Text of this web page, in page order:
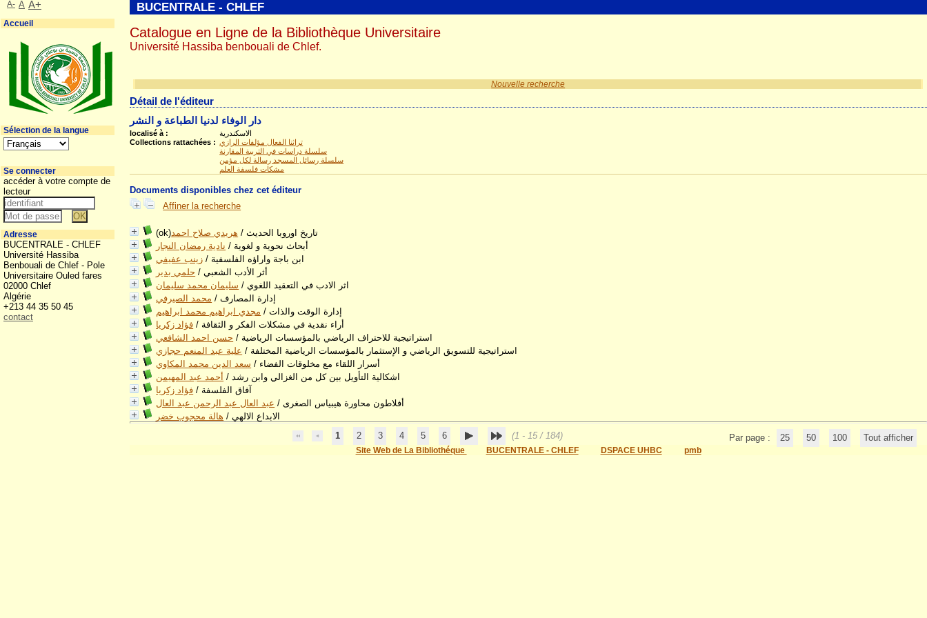
Nouvelle recherche
Détail de l'éditeur
دار الوفاء لدنيا الطباعة و النشر
localisé à :
الاسكندرية
Collections rattachées : تراثنا الفعال مؤلفات الرازي
سلسلة دراسات في التربية المقارنة
سلسلة رسائل المسجد رسالة لكل مؤمن
مشكات فلسفة العلم
Documents disponibles chez cet éditeur
Affiner la recherche
(ok)تاريخ اوروبا الحديث/ هريدي صلاح احمد
أبحاث نحوية و لغوية / نادية رمضان النجار
ابن باجة واراؤه الفلسفية / زينب عفيفي
أثر الأدب الشعبي/ حلمي بدير
اثر الادب في التعقيد اللغوي/ سليمان محمد سليمان
إدارة المصارف/ محمد الصيرفي
إدارة الوقت والذات/ مجدي ابراهيم محمد ابراهيم
أراء نقدية في مشكلات الفكر و الثقافة / فؤاد زكريا
استراتيجية للاحتراف الرياضي بالمؤسسات الرياضية / حسن احمد الشافعي
استراتيجية للتسويق الرياضي و الإستثمار بالمؤسسات الرياضية المختلفة / علية عبد المنعم حجازي
أسرار اللقاء مع مخلوقات الفضاء / سعد الدين محمد المكاوي
اشكالية التأويل بين كل من الغزالي وابن رشد/ أحمد عبد المهيمن
آفاق الفلسفة / فؤاد زكريا
أفلاطون محاورة هيبياس الصغرى/ عبد العال عبد الرحمن عبد العال
الابداع الالهي/ هالة محجوب خضر
1
2 3 4 5 6 (1 - 15 / 184) Par page : 25 50 100 Tout afficher
Site Web de La Bibliothéque BUCENTRALE - CHLEF DSPACE UHBC pmb
BUCENTRALE - CHLEF
Catalogue en Ligne de la Bibliothèque Universitaire
Université Hassiba benbouali de Chlef.
A- A A+
Accueil
Sélection de la langue
Se connecter
accéder à votre compte de
lecteur
Adresse
BUCENTRALE - CHLEF
Université Hassiba
Benbouali de Chlef - Pole
Universitaire Ouled fares
02000 Chlef
Algérie
+213 44 35 50 45
contact